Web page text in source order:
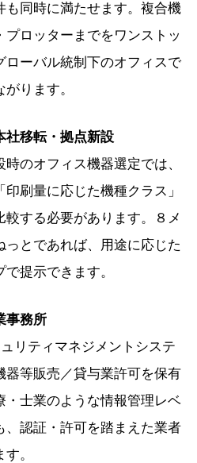
も同時に満たせます。複合機
ロッターまでをワンストッ
ローバル統制下のオフィスで
ります。
社移転・拠点新設
のオフィス機器選定では、
印刷量に応じた機種クラス」
較する必要があります。８メ
っとであれば、用途に応じた
提示できます。
事務所
リティマネジメントシステ
器等販売／貸与業許可を保有
・士業のような情報管理レベ
、認証・許可を踏まえた業者
。